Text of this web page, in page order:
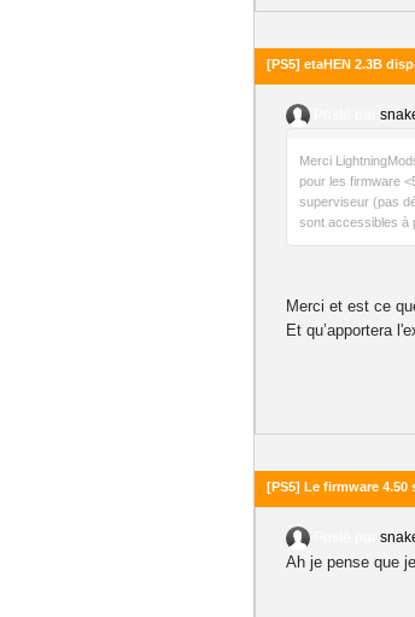
[PS5] etaHEN 2.3B
Merci
pour les firmware
superviseur (pas
sont accessibles à
Merci et est ce
Et qu’apportera
[PS5] Le firmware
Ah je pense que